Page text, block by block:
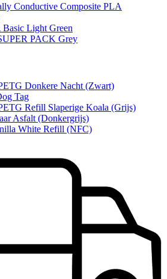
Conductive Composite PLA
Basic Light Green
PACK Grey
Donkere Nacht (Zwart)
Tag
Refill Slaperige Koala (Grijs)
Asfalt (Donkergrijs)
White Refill (NFC)